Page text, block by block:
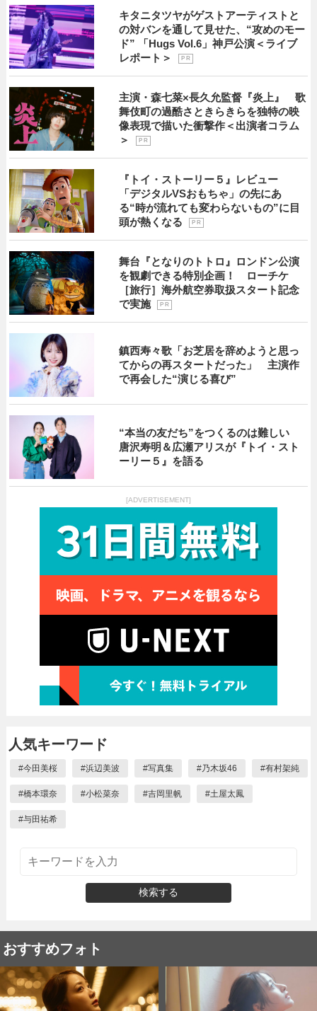
キタニタツヤがゲストアーティストと
の対バンを通して見せた、“攻めのモー
ド” 「Hugs Vol.6」神戸公演＜ライブ
レポート＞
P R
主演・森七菜×長久允監督『炎上』 歌
舞伎町の過酷さときらきらを独特の映
像表現で描いた衝撃作＜出演者コラム
＞
P R
『トイ・ストーリー５』レビュー
「デジタルVSおもちゃ」の先にあ
る“時が流れても変わらないもの”に目
頭が熱くなる
P R
舞台『となりのトトロ』ロンドン公演
を観劇できる特別企画！ ローチケ
［旅行］海外航空券取扱スタート記念
で実施
P R
鎮西寿々歌「お芝居を辞めようと思っ
てからの再スタートだった」 主演作
で再会した“演じる喜び”
“本当の友だち”をつくるのは難しい
唐沢寿明＆広瀬アリスが『トイ・スト
ーリー５』を語る
[ADVERTISEMENT]
人気キーワード
#今田美桜 #浜辺美波 #写真集 #乃木坂46 #有村架純
#橋本環奈 #小松菜奈 #吉岡里帆 #土屋太鳳
#与田祐希
検索する
おすすめフォト